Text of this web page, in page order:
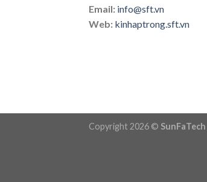
Email: info@sft.vn
Web: kinhaptrong.sft.vn
Copyright 2026 © SunFaTech